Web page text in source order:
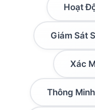
Hoạt
Giám Sát
Xác
Thông